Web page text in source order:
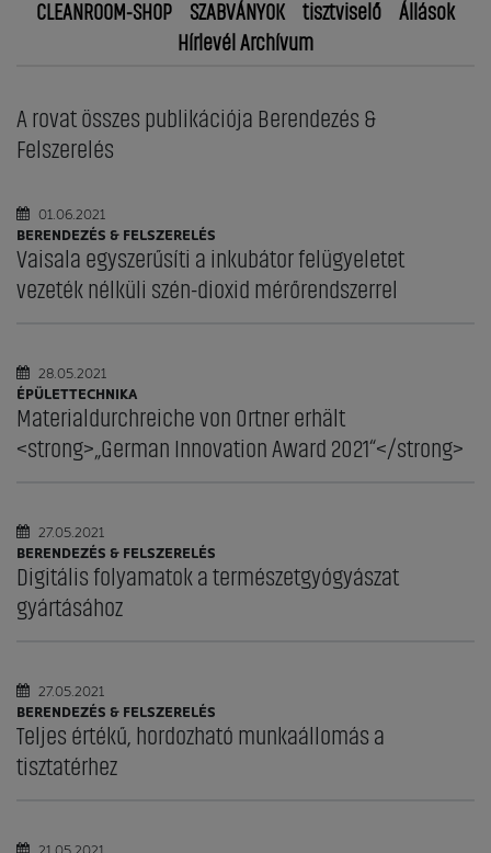
CLEANROOM-SHOP
SZABVÁNYOK tisztviselő
Állások
Hírlevél Archívum
A rovat összes publikációja Berendezés &
Felszerelés
01.06.2021
BERENDEZÉS & FELSZERELÉS
Vaisala egyszerűsíti a inkubátor felügyeletet
vezeték nélküli szén-dioxid mérőrendszerrel
28.05.2021
ÉPÜLETTECHNIKA
Materialdurchreiche von Ortner erhält
<strong>„German Innovation Award 2021“</strong>
27.05.2021
BERENDEZÉS & FELSZERELÉS
Digitális folyamatok a természetgyógyászat
gyártásához
27.05.2021
BERENDEZÉS & FELSZERELÉS
Teljes értékű, hordozható munkaállomás a
tisztatérhez
21.05.2021